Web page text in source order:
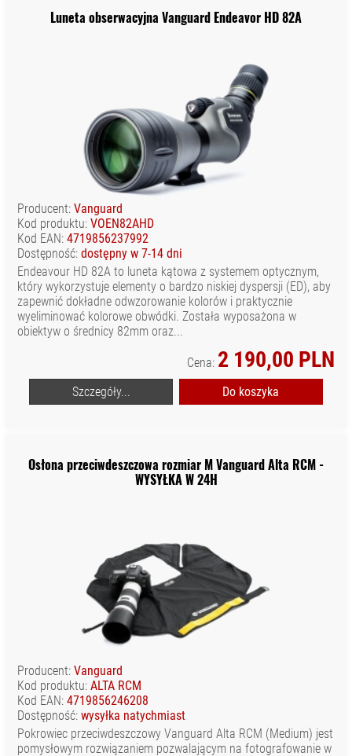
Luneta obserwacyjna Vanguard Endeavor HD 82A
Producent: Vanguard
Kod produktu: VOEN82AHD
Kod EAN: 4719856237992
Dostępność: dostępny w 7-14 dni
Endeavour HD 82A to luneta kątowa z systemem optycznym,
który wykorzystuje elementy o bardzo niskiej dyspersji (ED), aby
zapewnić dokładne odwzorowanie kolorów i praktycznie
wyeliminować kolorowe obwódki. Została wyposażona w
obiektyw o średnicy 82mm oraz...
Cena: 2 190,00 PLN
Szczegóły... Do koszyka
Osłona przeciwdeszczowa rozmiar M Vanguard Alta RCM -
WYSYŁKA W 24H
Producent: Vanguard
Kod produktu: ALTA RCM
Kod EAN: 4719856246208
Dostępność: wysyłka natychmiast
Pokrowiec przeciwdeszczowy Vanguard Alta RCM (Medium) jest
pomysłowym rozwiązaniem pozwalającym na fotografowanie w